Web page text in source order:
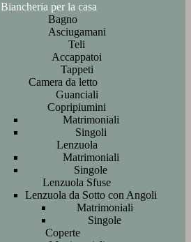
Biancheria per la casa
Bagno
Asciugamani
Teli
Accappatoi
Tappeti
Camera da letto
Guanciali
Copripiumini
Matrimoniali
Singoli
Lenzuola
Matrimoniali
Singole
Lenzuola Sfuse
Lenzuola da Sotto con Angoli
Matrimoniali
Singole
Coperte